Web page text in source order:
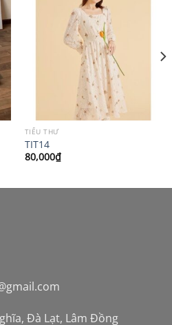
TIỂU THƯ
TIT14
80,000₫
Đà Lạt, Lâm Đồng